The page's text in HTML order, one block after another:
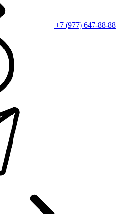
+7 (977) 647-88-88